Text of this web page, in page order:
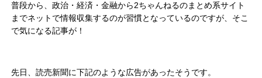
普段から、政治・経済・金融から2ちゃんねるのまとめ系サイト
までネットで情報収集するのが習慣となっているのですが、そこ
で気になる記事が！
先日、読売新聞に下記のような広告があったそうです。